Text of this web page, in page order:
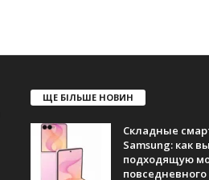
ЩЕ БІЛЬШЕ НОВИН
Складные
Samsung: как
подходящую
повседневного